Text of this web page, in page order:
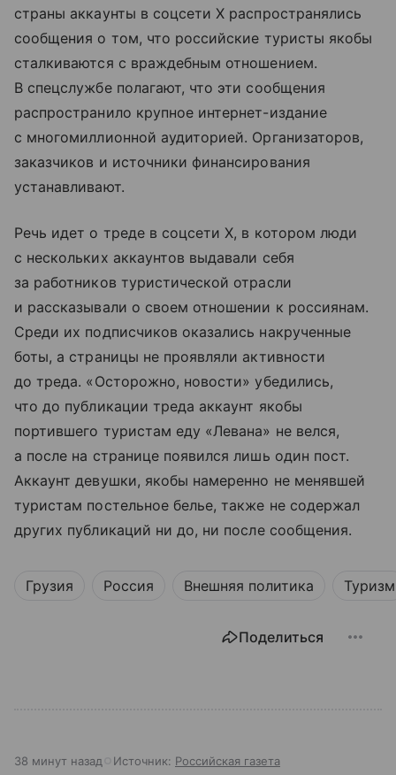
страны аккаунты в соцсети X распространялись
сообщения о том, что российские туристы якобы
сталкиваются с враждебным отношением.
В спецслужбе полагают, что эти сообщения
распространило крупное интернет-издание
с многомиллионной аудиторией. Организаторов,
заказчиков и источники финансирования
устанавливают.
Речь идет о треде в соцсети X, в котором люди
с нескольких аккаунтов выдавали себя
за работников туристической отрасли
и рассказывали о своем отношении к россиянам.
Среди их подписчиков оказались накрученные
боты, а страницы не проявляли активности
до треда. «Осторожно, новости» убедились,
что до публикации треда аккаунт якобы
портившего туристам еду «Левана» не велся,
а после на странице появился лишь один пост.
Аккаунт девушки, якобы намеренно не менявшей
туристам постельное белье, также не содержал
других публикаций ни до, ни после сообщения.
Грузия Россия Внешняя политика Туризм
Поделиться
38 минут назад Источник: Российская газета